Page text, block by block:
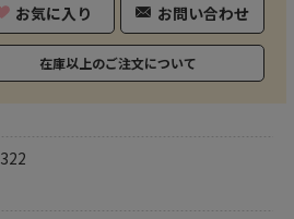
お気に入り お問い合わせ
在庫以上のご注文について